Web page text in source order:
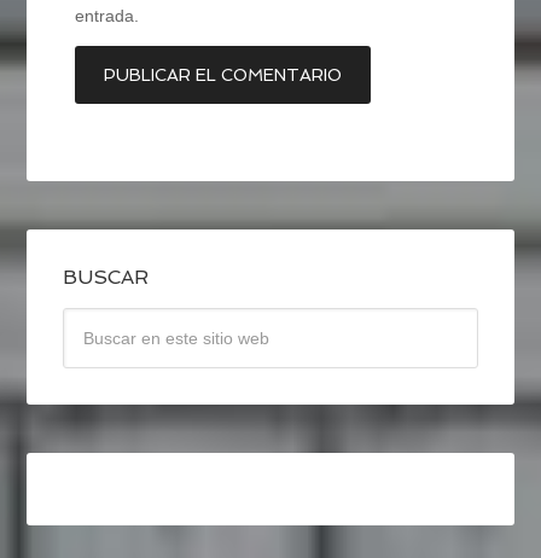
entrada.
BUSCAR